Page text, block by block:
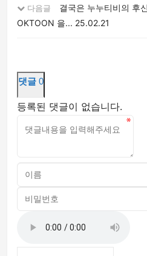
다음글
결국은 누누티비의 후
OKTOON 을... 25.02.21
댓글 0
등록된 댓글이 없습니다.